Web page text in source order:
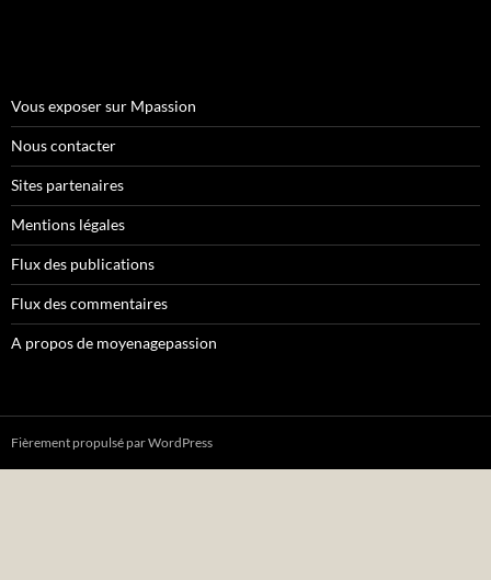
Vous exposer sur Mpassion
Nous contacter
Sites partenaires
Mentions légales
Flux des publications
Flux des commentaires
A propos de moyenagepassion
Fièrement propulsé par WordPress